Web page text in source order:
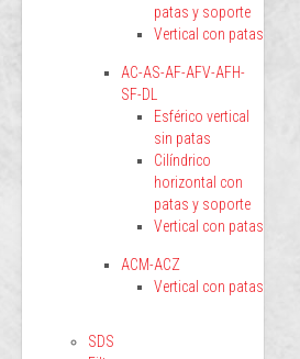
patas y soporte
Vertical con patas
AC-AS-AF-AFV-AFH-
SF-DL
Esférico vertical
sin patas
Cilíndrico
horizontal con
patas y soporte
Vertical con patas
ACM-ACZ
Vertical con patas
SDS